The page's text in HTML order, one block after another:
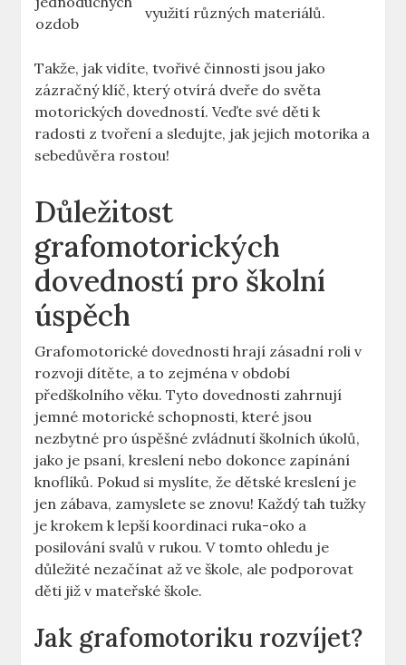
ozdob
využití různých⁤ materiálů.
Takže, jak vidíte, tvořivé činnosti ‌jsou jako
zázračný ‍klíč, který otvírá dveře do světa
motorických dovedností. Veďte své děti k
radosti z tvoření a sledujte, jak ⁤jejich motorika a⁢
sebedůvěra ⁣rostou!
Důležitost
grafomotorických
dovedností pro školní
úspěch
Grafomotorické dovednosti hrají zásadní ​roli v
rozvoji dítěte, a to‌ zejména v⁤ období
‍předškolního věku. Tyto dovednosti zahrnují
jemné‌ motorické schopnosti, které ⁤jsou
nezbytné pro úspěšné zvládnutí školních úkolů,
jako je psaní, kreslení nebo dokonce zapínání
knoflíků. ‍Pokud‌ si ⁣myslíte, ​že dětské kreslení je
jen ‌zábava, ​zamyslete se⁢ znovu!⁤ Každý tah⁢ tužky
je krokem k⁢ lepší koordinaci ruka-oko ⁤a
posilování svalů v rukou. V‌ tomto ohledu ⁣je
důležité nezačínat až ve škole, ale podporovat
děti již v mateřské ‍škole.
Jak grafomotoriku rozvíjet?